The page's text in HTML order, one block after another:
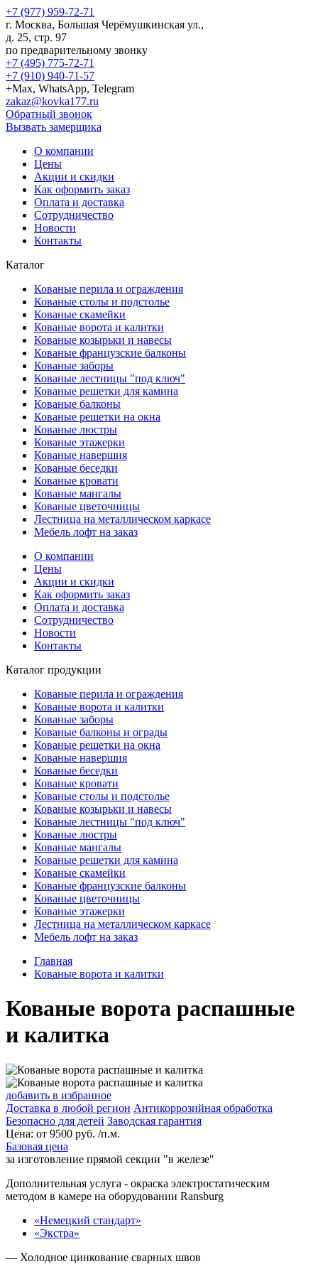
+7 (977) 959-72-71
г. Москва, Большая Черёмушкинская ул.,
д. 25, стр. 97
по предварительному звонку
+7 (495) 775-72-71
+7 (910) 940-71-57
+Max, WhatsApp, Telegram
zakaz@kovka177.ru
Обратный звонок
Вызвать замерщика
О компании
Цены
Акции и скидки
Как оформить заказ
Оплата и доставка
Сотрудничество
Новости
Контакты
Каталог
Кованые перила и ограждения
Кованые столы и подстолье
Кованые скамейки
Кованые ворота и калитки
Кованые козырьки и навесы
Кованые французские балконы
Кованые заборы
Кованые лестницы "под ключ"
Кованые решетки для камина
Кованые балконы
Кованые решетки на окна
Кованые люстры
Кованые этажерки
Кованые навершия
Кованые беседки
Кованые кровати
Кованые мангалы
Кованые цветочницы
Лестница на металлическом каркасе
Мебель лофт на заказ
О компании
Цены
Акции и скидки
Как оформить заказ
Оплата и доставка
Сотрудничество
Новости
Контакты
Каталог продукции
Кованые перила и ограждения
Кованые ворота и калитки
Кованые заборы
Кованые балконы и ограды
Кованые решетки на окна
Кованые навершия
Кованые беседки
Кованые кровати
Кованые столы и подстолье
Кованые козырьки и навесы
Кованые лестницы "под ключ"
Кованые люстры
Кованые мангалы
Кованые решетки для камина
Кованые скамейки
Кованые французские балконы
Кованые цветочницы
Кованые этажерки
Лестница на металлическом каркасе
Мебель лофт на заказ
Главная
Кованые ворота и калитки
Кованые ворота распашные
и калитка
добавить в избранное
Доставка в любой регион Антикоррозийная обработка
Безопасно для детей Заводская гарантия
Цена: от 9500 руб. /п.м.
Базовая цена
за изготовление прямой секции "в железе"
Дополнительная услуга - окраска электростатическим
методом в камере на оборудовании Ransburg
«Немецкий стандарт»
«Экстра»
— Холодное цинкование сварных швов